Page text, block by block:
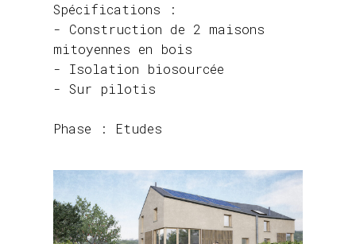
Spécifications :
- Construction de 2 maisons
mitoyennes en bois
- Isolation biosourcée
- Sur pilotis
Phase : Etudes